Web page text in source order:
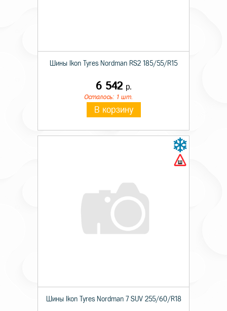
Шины Ikon Tyres Nordman RS2 185/55/R15
6 542 р.
Осталось: 1 шт.
В корзину
Шины Ikon Tyres Nordman 7 SUV 255/60/R18